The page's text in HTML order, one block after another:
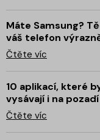
Máte Samsung?
váš telefon
Čtěte víc
10 aplikací, které
vysávají i na pozadí
Čtěte víc